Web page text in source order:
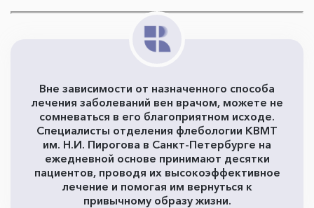
Вне зависимости от назначенного способа
лечения заболеваний вен врачом, можете не
сомневаться в его благоприятном исходе.
Специалисты отделения флебологии КВМТ
им. Н.И. Пирогова в Санкт-Петербурге на
ежедневной основе принимают десятки
пациентов, проводя их высокоэффективное
лечение и помогая им вернуться к
привычному образу жизни.